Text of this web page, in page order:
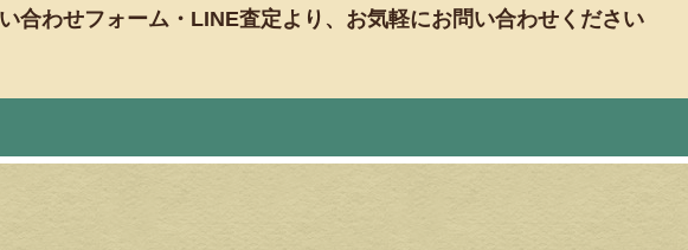
合わせフォーム・LINE査定より、お気軽にお問い合わせください